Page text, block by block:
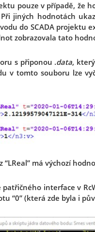
pouze v případě, že
jiných hodnotách
do SCADA
zobrazovala tato
s připonou .data,
v tomto souboru lze
má výchozí
interface v
“0” (která zde byla i